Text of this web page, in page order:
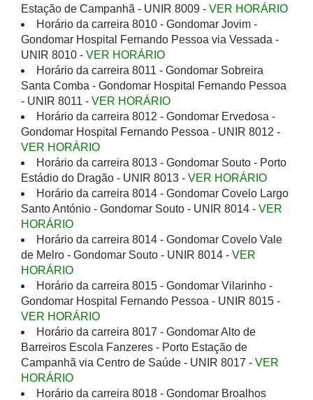
Estação de Campanhã - UNIR 8009 - VER HORÁRIO
Horário da carreira 8010 - Gondomar Jovim -
Gondomar Hospital Fernando Pessoa via Vessada -
UNIR 8010 - VER HORÁRIO
Horário da carreira 8011 - Gondomar Sobreira
Santa Comba - Gondomar Hospital Fernando Pessoa
- UNIR 8011 - VER HORÁRIO
Horário da carreira 8012 - Gondomar Ervedosa -
Gondomar Hospital Fernando Pessoa - UNIR 8012 -
VER HORÁRIO
Horário da carreira 8013 - Gondomar Souto - Porto
Estádio do Dragão - UNIR 8013 - VER HORÁRIO
Horário da carreira 8014 - Gondomar Covelo Largo
Santo António - Gondomar Souto - UNIR 8014 - VER
HORÁRIO
Horário da carreira 8014 - Gondomar Covelo Vale
de Melro - Gondomar Souto - UNIR 8014 - VER
HORÁRIO
Horário da carreira 8015 - Gondomar Vilarinho -
Gondomar Hospital Fernando Pessoa - UNIR 8015 -
VER HORÁRIO
Horário da carreira 8017 - Gondomar Alto de
Barreiros Escola Fanzeres - Porto Estação de
Campanhã via Centro de Saúde - UNIR 8017 - VER
HORÁRIO
Horário da carreira 8018 - Gondomar Broalhos